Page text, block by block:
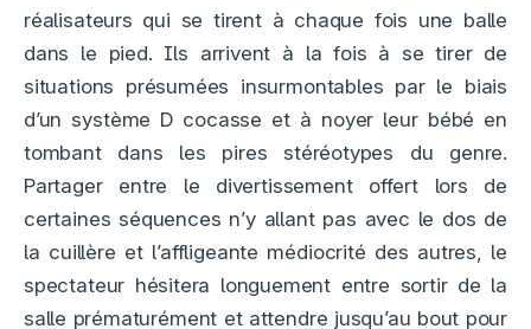
réalisateurs qui se tirent à chaque fois une balle
dans le pied. Ils arrivent à la fois à se tirer de
situations présumées insurmontables par le biais
d’un système D cocasse et à noyer leur bébé en
tombant dans les pires stéréotypes du genre.
Partager entre le divertissement offert lors de
certaines séquences n’y allant pas avec le dos de
la cuillère et l’affligeante médiocrité des autres, le
spectateur hésitera longuement entre sortir de la
salle prématurément et attendre jusqu’au bout pour